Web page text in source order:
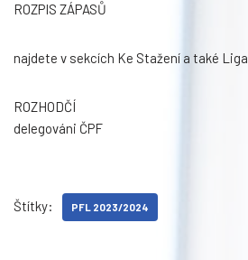
ROZPIS ZÁPASŮ
najdete v sekcích Ke Stažení a také Liga
ROZHODČÍ
delegováni ČPF
Štítky: PFL 2023/2024